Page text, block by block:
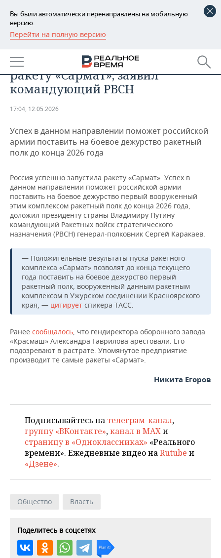
Вы были автоматически перенаправлены на мобильную
версию.
Перейти на полную версию
РЕГИОНЫ
БАШКОРТОСТАН
ТАТАРСТАН
НОВОСТИ
АНАЛИТИКА
ДЕКЛАРАЦИИ О ДОХОДАХ
КОРОЛИ ГОСЗАКАЗА ПФО
КОМУ ПРИНАДЛЕЖАТ
ТОРГОВЫЕ ЦЕНТРЫ
ТАТАРСТАНА
НОВОСТИ ЭКОНОМИКИ
ФИНАНСЫ
БЮДЖЕТ
ИНВЕСТИЦИИ
ПРОМЫШЛЕННОСТЬ
НОВОСТИ
ПРОМЫШЛЕННОСТИ
АГРОПРОМ
МАШИНОСТРОЕНИЕ
НЕФТЕХИМИЯ
НЕФТЬ
ОПК
ЭНЕРГЕТИКА
НЕДВИЖИМОСТЬ
НОВОСТИ АВТО
БИЗНЕС
НОВОСТИ БИЗНЕСА
РОЗНИЧНАЯ ТОРГОВЛЯ
ТРАНСПОРТ
УСЛУГИ
ТЕХНОЛОГИИ
НОВОСТИ ТЕХНОЛОГИЙ
МЕДИА
ТЕЛЕКОММУНИКАЦИИ
МЕРОПРИЯТИЯ
НОВОСТИ МЕРОПРИЯТИЙ
ВЫЕЗДНАЯ РЕДАКЦИЯ
БИЗНЕС-БРАНЧИ
ONLINE-КОНФЕРЕНЦИИ
ОТКРЫТАЯ ЛЕКЦИЯ
СПОРТ
НОВОСТИ СПОРТА
ФУТБОЛ
ХОККЕЙ
БАСКЕТБОЛ
ФИГУРНОЕ КАТАНИЕ
ВОДНЫЕ ВИДЫ СПОРТА
ХОККЕЙ С МЯЧОМ
ОБЩЕСТВО
НОВОСТИ ОБЩЕСТВА
ВЛАСТЬ
ИНФРАСТРУКТУРА
МЕДИЦИНА
ОБРАЗОВАНИЕ
ПРОИСШЕСТВИЯ
ФОТОГАЛЕРЕЯ
СЮЖЕТЫ
СПРАВОЧНИК
Россия успешно запустила
ракету «Сармат», заявил
командующий РВСН
17:04, 12.05.2026
Успех в данном направлении поможет российской
армии поставить на боевое дежурство ракетный
полк до конца 2026 года
Россия успешно запустила ракету «Сармат». Успех в
данном направлении поможет российской армии
поставить на боевое дежурство первый вооруженный
этим комплексом ракетный полк до конца 2026 года,
доложил президенту страны Владимиру Путину
командующий Ракетных войск стратегического
назначения (РВСН) генерал-полковник Сергей Каракаев.
— Положительные результаты пуска ракетного
комплекса «Сармат» позволят до конца текущего
года поставить на боевое дежурство первый
ракетный полк, вооруженный данным ракетным
комплексом в Ужурском соединении Красноярского
края, — цитирует спикера ТАСС.
Ранее сообщалось, что гендиректора оборонного завода
«Красмаш» Александра Гаврилова арестовали. Его
подозревают в растрате. Упомянутое предприятие
производит те самые ракеты «Сармат».
Никита Егоров
Подписывайтесь на телеграм-канал,
группу «ВКонтакте»,канал в MAXи
страницу в «Одноклассниках» «Реального
времени». Ежедневные видео наRutube и
«Дзене».
Общество Власть
Поделитесь в соцсетях